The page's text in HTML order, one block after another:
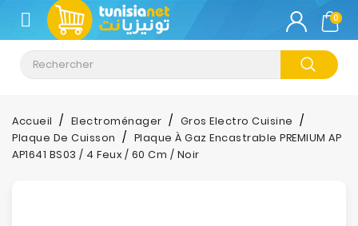
CATÉGORIE
Climatisation
Informatique
Téléphonie
0
Accueil Electroménager
Gros Electro Cuisine
Plaque De Cuisson
Plaque À Gaz Encastrable PREMIUM AP
AP1641 BS03 / 4 Feux / 60 Cm / Noir